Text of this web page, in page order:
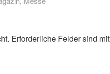
Erforderliche Felder sind mit